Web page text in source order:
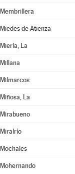
Membrillera
Miedes de Atienza
Mierla, La
Millana
Milmarcos
Miñosa, La
Mirabueno
Miralrío
Mochales
Mohernando